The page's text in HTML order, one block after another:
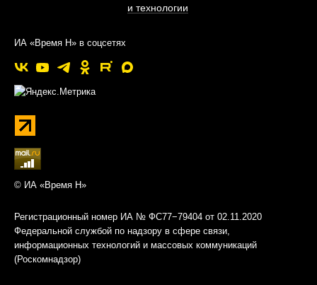
и технологии
ИА «Время Н» в соцсетях
© ИА «Время Н»
Регистрационный номер ИА № ФС77−79404 от 02.11.2020
Федеральной службой по надзору в сфере связи,
информационных технологий и массовых коммуникаций
(Роскомнадзор)